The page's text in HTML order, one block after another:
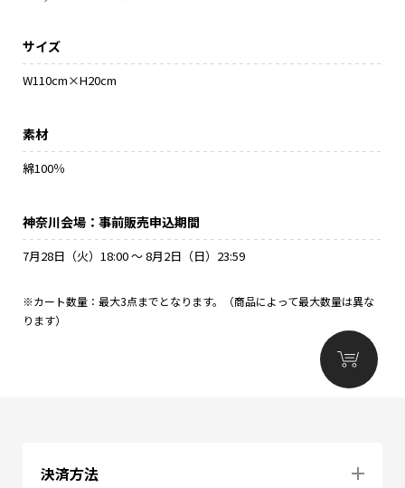
サイズ
W110cm×H20cm
素材
綿100％
神奈川会場：事前販売申込期間
7月28日（火）18:00 ～ 8月2日（日）23:59
※カート数量：最大3点までとなります。（商品によって最大数量は異な
ります）
決済方法